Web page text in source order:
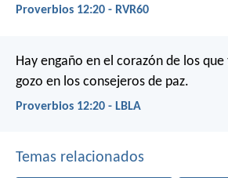
Proverbios 12:20 - RVR60
Hay engaño en el corazón de los
gozo en los consejeros de paz.
Proverbios 12:20 - LBLA
Temas relacionados